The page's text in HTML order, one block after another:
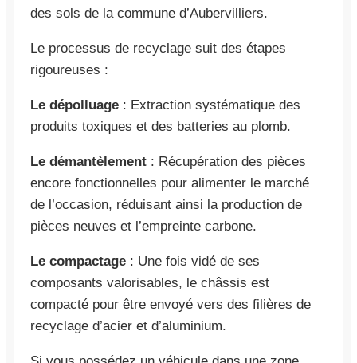
des sols de la commune d’Aubervilliers.
Le processus de recyclage suit des étapes
rigoureuses :
Le dépolluage : Extraction systématique des
produits toxiques et des batteries au plomb.
Le démantèlement : Récupération des pièces
encore fonctionnelles pour alimenter le marché
de l’occasion, réduisant ainsi la production de
pièces neuves et l’empreinte carbone.
Le compactage : Une fois vidé de ses
composants valorisables, le châssis est
compacté pour être envoyé vers des filières de
recyclage d’acier et d’aluminium.